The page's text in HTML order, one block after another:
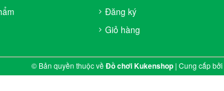
Đăng ký
Giỏ hàng
© Bản quyền thuộc vềĐồ chơi Kukenshop| Cung cấp bởi